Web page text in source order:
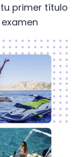
primer título